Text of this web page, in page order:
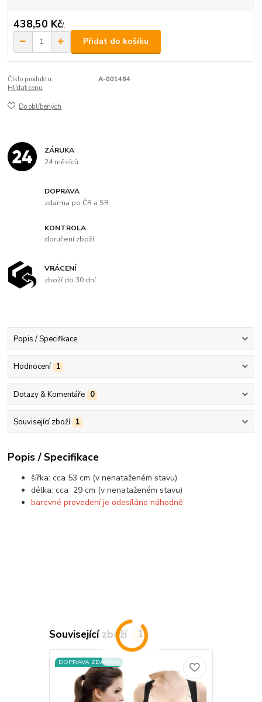
438,50 Kč/.
Přidat do košíku
Číslo produktu:
A-001484
Hlídat cenu
Do oblíbených
ZÁRUKA
24 měsíců
DOPRAVA
zdarma po ČR a SR
KONTROLA
doručení zboží
VRÁCENÍ
zboží do 30 dní
Popis / Specifikace
Hodnocení 1
Dotazy & Komentáře 0
Související zboží 1
Popis / Specifikace
šířka: cca 53 cm (v nenataženém stavu)
délka: cca 29 cm (v nenataženém stavu)
barevné provedení je odesíláno náhodně
Související zboží 1
DOPRAVA ZDARMA